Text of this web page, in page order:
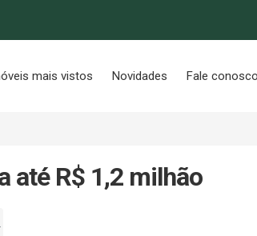
mais vistos Novidades Fale conosco
até R$ 1,2 milhão